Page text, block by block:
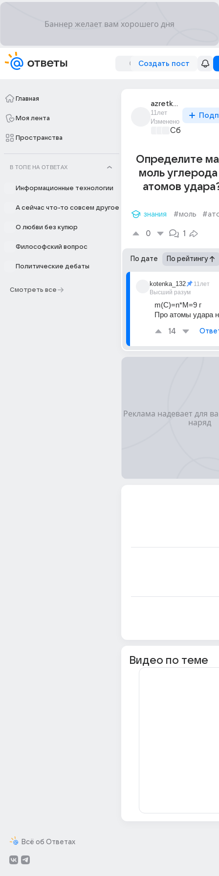
Создать пост
Главная
Моя лента
Пространства
В ТОПЕ НА ОТВЕТАХ
Информационные технологии
А сейчас что-то совсем другое
О любви без купюр
Философский вопрос
Политические дебаты
Смотреть все
Всё об Ответах
azretkulova
11лет
Изменено
Сборная
Определите
моль
атомов
знания #моль
0 1
По дате По рейтингу
kotenka_132
Высший разум
11лет
m(C)=n*M=9 г
Про атомы удара
14
Видео по теме